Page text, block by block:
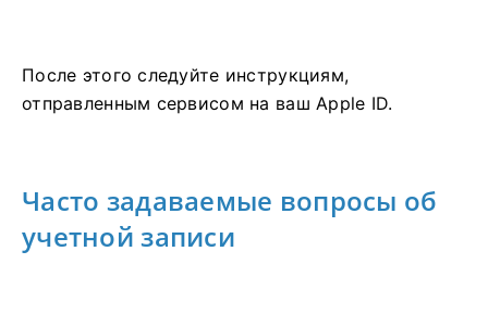
После этого следуйте инструкциям,
отправленным сервисом на ваш Apple ID.
Часто задаваемые вопросы об
учетной записи